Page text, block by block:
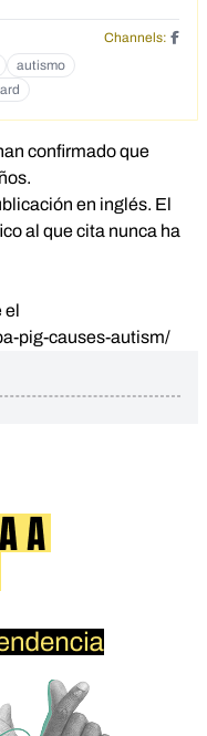
Channels:
autismo
confirmado que
en inglés. El
al que cita nunca ha
el
pig-causes-autism/